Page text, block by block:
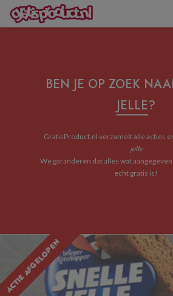
BEN JE OP ZOEK
JELLE?
GratisProduct.nl verzamelt alle acties
jelle
We garanderen dat alles wat
echt gratis is!
ACTIE AFGELOPEN